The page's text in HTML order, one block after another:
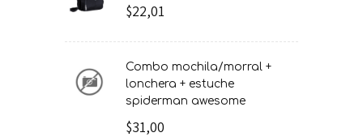
$22,01
combo mochila/morral +
lonchera + estuche
spiderman awesome
$31,00